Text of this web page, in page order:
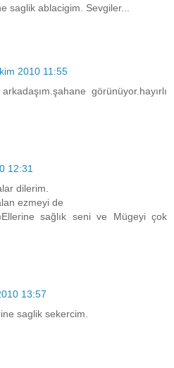
saglik ablacigim. Sevgiler...
2010 11:55
görünüyor.hayırlı
12:31
dilerim.
ezmeyi de
sağlık seni ve Mügeyi çok
13:57
saglik sekercim.